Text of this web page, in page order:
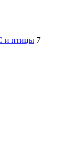
и птицы 7